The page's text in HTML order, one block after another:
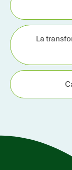
La